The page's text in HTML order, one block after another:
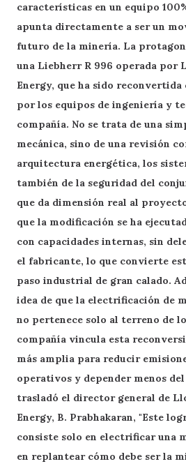
características en un equipo
apunta directamente a ser un
futuro de la minería. La
una Liebherr R 996 operada por
Energy, que ha sido
por los equipos de ingeniería y
compañía. No se trata de una
mecánica, sino de una revisión
arquitectura energética, los
también de la seguridad del
que da dimensión real al
que la modificación se ha
con capacidades internas, sin
el fabricante, lo que convierte
paso industrial de gran calado.
idea de que la electrificación de
no pertenece solo al terreno de
compañía vincula esta
más amplia para reducir
operativos y depender menos del
trasladó el director general de
Energy, B. Prabhakaran, "Este
consiste solo en electrificar una
en replantear cómo debe ser la